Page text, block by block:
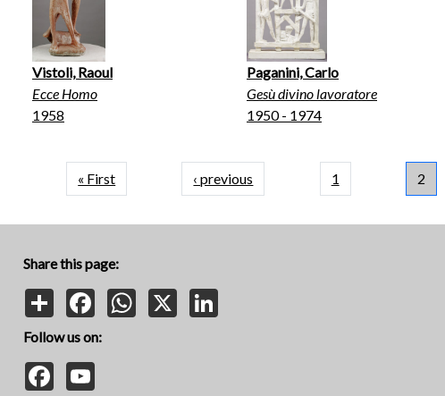
Vistoli, Raoul
Ecce Homo
1958
Paganini, Carlo
Gesù divino lavoratore
1950 - 1974
« FirstFirst page ‹ previous Previous page
1 2
Share this page:
Share
FacebookWhatsApp
Follow us on:
Facebook